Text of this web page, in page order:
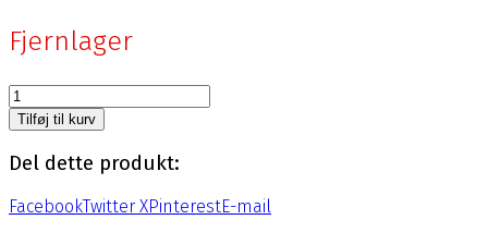
Fjernlager
X-
Adv
Pix
antal
Tilføj til kurv
Del dette produkt:
FacebookTwitter XPinterestE-mail